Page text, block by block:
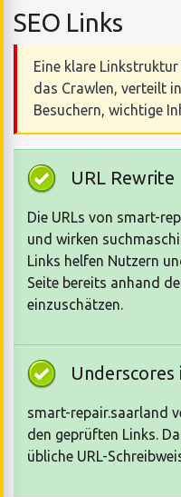
SEO Links
Eine klare
das Crawlen, verteilt
Besuchern, wichtige
URL Rewrite
Die URLs von smart-
und wirken
Links helfen Nutzern
Seite bereits anhand
einzuschätzen.
Underscores
smart-repair.saarland
den geprüften Links.
übliche URL-